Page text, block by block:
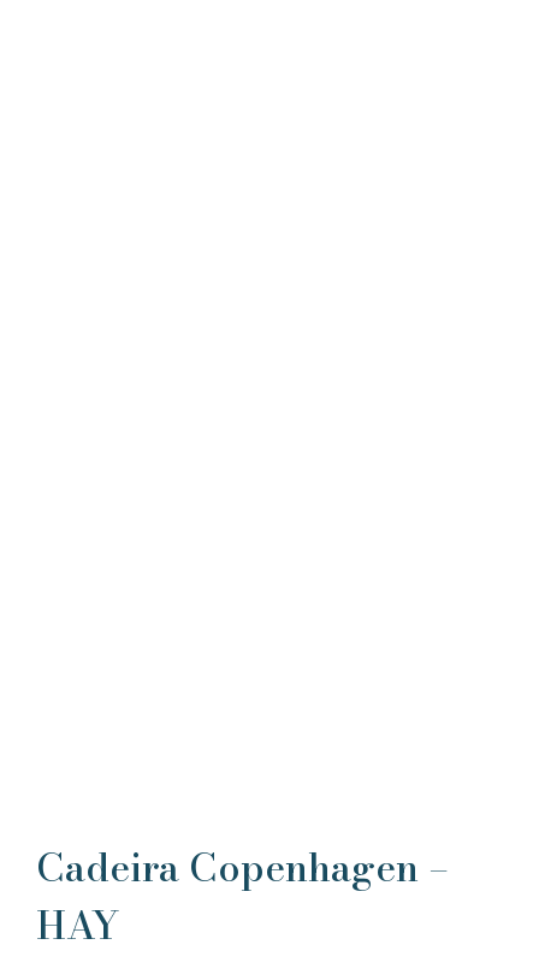
Cadeira Copenhagen –
HAY